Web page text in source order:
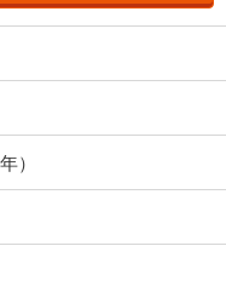
）